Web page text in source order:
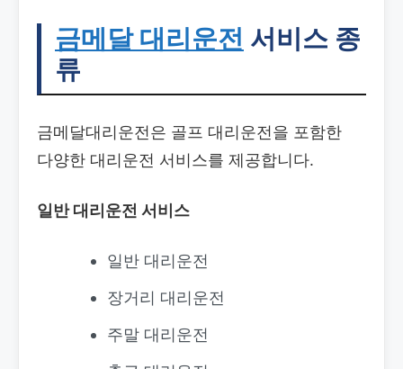
금메달 대리운전 서비스 종
류
금메달대리운전은 골프 대리운전을 포함한
다양한 대리운전 서비스를 제공합니다.
일반 대리운전 서비스
일반 대리운전
장거리 대리운전
주말 대리운전